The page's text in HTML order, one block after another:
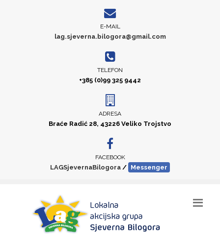
E-MAIL
lag.sjeverna.bilogora@gmail.com
TELEFON
+385 (0)99 325 9442
ADRESA
Braće Radić 28, 43226 Veliko Trojstvo
FACEBOOK
LAGSjevernaBilogora / Messenger